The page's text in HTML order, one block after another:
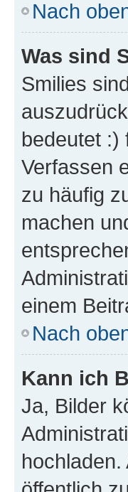
Nach
Was sind
Smilies
bedeutet :)
Verfassen
zu häufig
machen
einem
Nach
Kann ich
Ja, Bilder